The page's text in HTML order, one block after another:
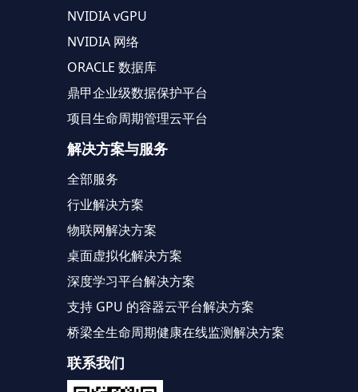
NVIDIA vGPU
NVIDIA 网络
ORACLE 数据库
鼎甲企业级数据保护平台
项目生命周期管理云平台
解决方案与服务
全部服务
行业解决方案
物联网解决方案
桌面虚拟化解决方案
深度学习平台解决方案
支持 GPU 的容器云平台解决方案
桥梁全生命周期健康在线监测解决方案
联系我们